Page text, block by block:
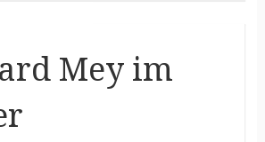
Mey im